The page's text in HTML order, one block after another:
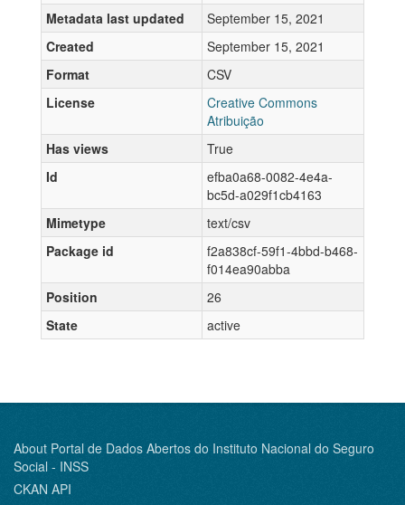
Metadata last updated
September 15, 2021
Created
September 15, 2021
Format
CSV
License
Creative Commons
Atribuição
Has views
True
Id
efba0a68-0082-4e4a-
bc5d-a029f1cb4163
Mimetype
text/csv
Package id
f2a838cf-59f1-4bbd-b468-
f014ea90abba
Position
26
State
active
About Portal de Dados Abertos do Instituto Nacional do Seguro
Social - INSS
CKAN API